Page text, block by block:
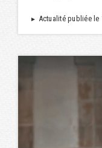
► Actualité publiée le